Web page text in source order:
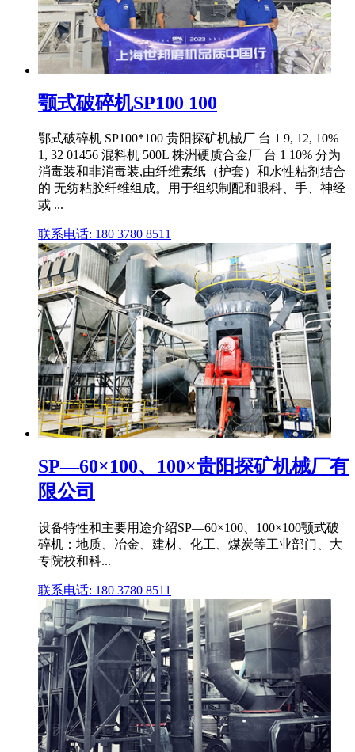
颚式破碎机SP100 100
鄂式破碎机 SP100*100 贵阳探矿机械厂 台 1 9, 12, 10%
1, 32 01456 混料机 500L 株洲硬质合金厂 台 1 10% 分为
消毒装和非消毒装,由纤维素纸（护套）和水性粘剂结合
的 无纺粘胶纤维组成。用于组织制配和眼科、手、神经
或 ...
联系电话: 180 3780 8511
SP—60×100、100×贵阳探矿机械厂有
限公司
设备特性和主要用途介绍SP—60×100、100×100颚式破
碎机：地质、冶金、建材、化工、煤炭等工业部门、大
专院校和科...
联系电话: 180 3780 8511